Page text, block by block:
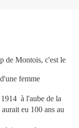
de Montois, c'est le
femme
à l'aube de la
eu 100 ans au